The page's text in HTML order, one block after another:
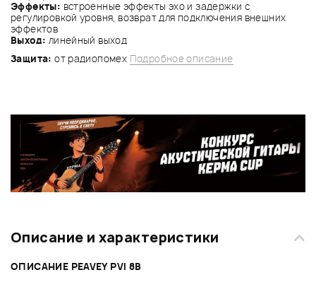
Эффекты: встроенные эффекты эхо и задержки с
регулировкой уровня, возврат для подключения внешних
эффектов
Выход: линейный выход
Защита: от радиопомех Подробное описание
Описание и характеристики
ОПИСАНИЕ PEAVEY PVI 8B